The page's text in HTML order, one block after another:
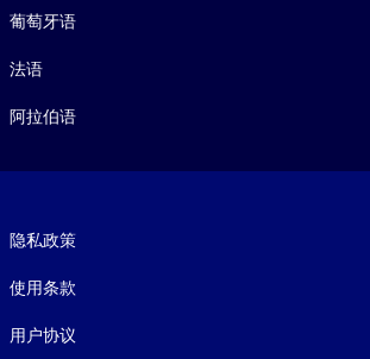
葡萄牙语
法语
阿拉伯语
隐私政策
使用条款
用户协议